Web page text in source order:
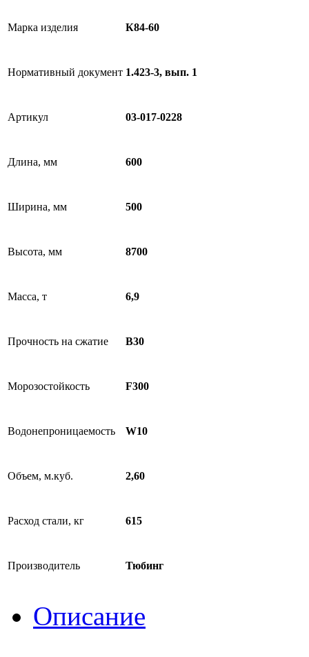
Марка изделия К84-60
Нормативный документ 1.423-3, вып. 1
Артикул 03-017-0228
Длина, мм 600
Ширина, мм 500
Высота, мм 8700
Масса, т 6,9
Прочность на сжатие В30
Морозостойкость F300
Водонепроницаемость W10
Объем, м.куб. 2,60
Расход стали, кг 615
Производитель Тюбинг
Описание